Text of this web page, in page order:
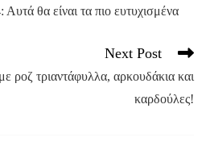
θα είναι τα πιο ευτυχισμένα
Next Post
ροζ τριαντάφυλλα, αρκουδάκια και
καρδούλες!